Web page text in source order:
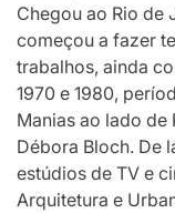
Chegou ao Rio de
começou a fazer
trabalhos, ainda
1970 e 1980,
Manias ao lado de
Débora Bloch. De
estúdios de TV e
Arquitetura e